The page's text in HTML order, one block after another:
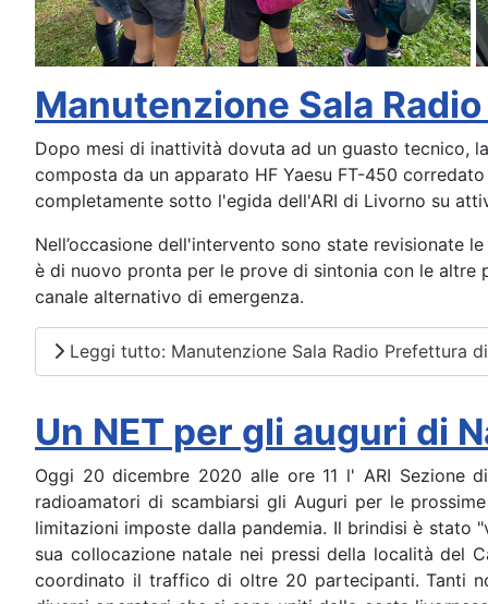
Manutenzione Sala
Dopo mesi di inattività dovuta ad un guasto tecnico,
composta da un apparato HF Yaesu FT-450
completamente sotto l'egida dell'ARI di Livorno su
Nell’occasione dell'intervento sono state revisionate
è di nuovo pronta per le prove di sintonia con le altre
canale alternativo di emergenza.
Leggi tutto: Manutenzione Sala Radio Prefettura
Un NET per gli auguri di
Oggi 20 dicembre 2020 alle ore 11 l' ARI Sezione
radioamatori di scambiarsi gli Auguri per le
limitazioni imposte dalla pandemia. Il brindisi è stato
sua collocazione natale nei pressi della località del
coordinato il traffico di oltre 20 partecipanti. Tanti